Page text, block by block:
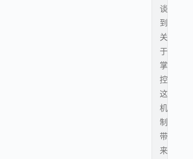
谈
到
关
于
掌
控
这
机
制
带
来